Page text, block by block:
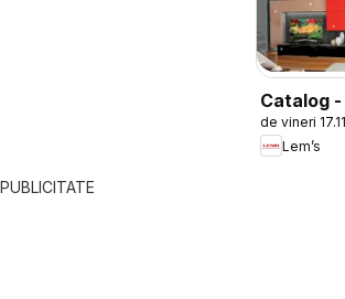
Catalog
de vineri
Lem’s
PUBLICITATE